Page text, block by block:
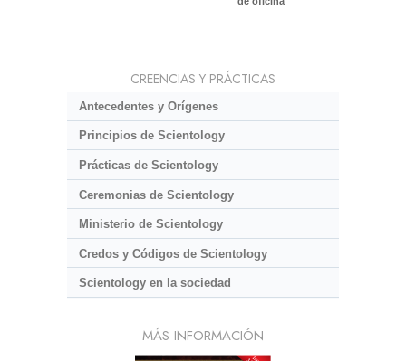
CREENCIAS Y PRÁCTICAS
Antecedentes y Orígenes
Principios de Scientology
Prácticas de Scientology
Ceremonias de Scientology
Ministerio de Scientology
Credos y Códigos de Scientology
Scientology en la sociedad
MÁS INFORMACIÓN